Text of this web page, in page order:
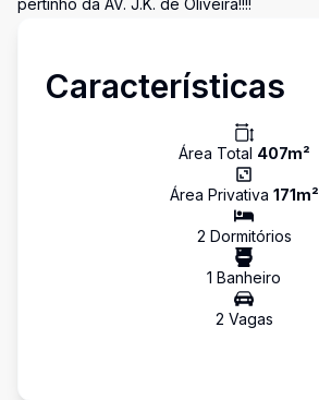
pertinho da AV. J.K. de Oliveira!!!!
Características
Área Total 407m²
Área Privativa 171m²
2 Dormitórios
1 Banheiro
2 Vagas